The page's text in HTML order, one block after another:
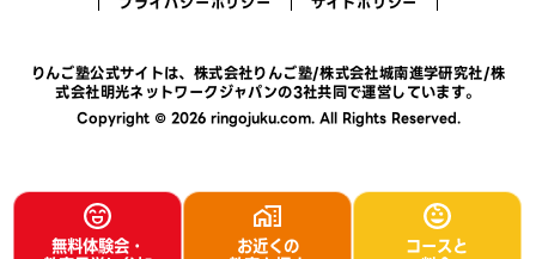
無料体験会・ お近くの コースと
りんご塾公式サイトは、 株式会社りんご塾/株式会社城南進学研究社/株
式会社明光ネットワークジャパンの3社共同で運営しています。
Copyright © 2026 ringojuku.com. All Rights Reserved.